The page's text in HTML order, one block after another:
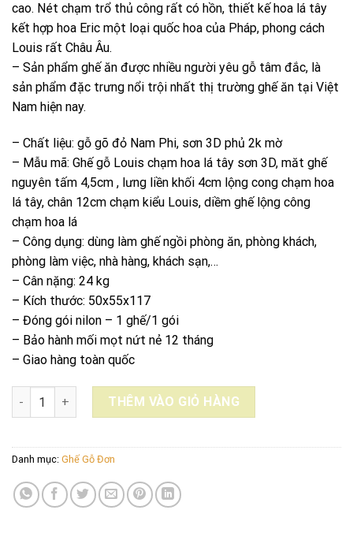
cao. Nét chạm trổ thủ công rất có hồn, thiết kế hoa lá tây
kết hợp hoa Eric một loại quốc hoa của Pháp, phong cách
Louis rất Châu Âu.
– Sản phẩm ghế ăn được nhiều người yêu gỗ tâm đắc, là
sản phẩm đặc trưng nổi trội nhất thị trường ghế ăn tại Việt
Nam hiện nay.
– Chất liệu: gỗ gõ đỏ Nam Phi, sơn 3D phủ 2k mờ
– Mẫu mã: Ghế gỗ Louis chạm hoa lá tây sơn 3D, măt ghế
nguyên tấm 4,5cm , lưng liền khối 4cm lộng cong chạm hoa
lá tây, chân 12cm chạm kiểu Louis, diềm ghế lộng công
chạm hoa lá
– Công dụng: dùng làm ghế ngồi phòng ăn, phòng khách,
phòng làm việc, nhà hàng, khách sạn,…
– Cân nặng: 24 kg
– Kích thước: 50x55x117
– Đóng gói nilon – 1 ghế/1 gói
– Bảo hành mối mọt nứt nẻ 12 tháng
– Giao hàng toàn quốc
GHẾ ĂN BEST CHAIR ( LÀM KỸ CHẠM THỦ CÔNG SƠN GIÃ CỔ
THÊM VÀO GIỎ HÀNG
Danh mục: Ghế Gỗ Đơn